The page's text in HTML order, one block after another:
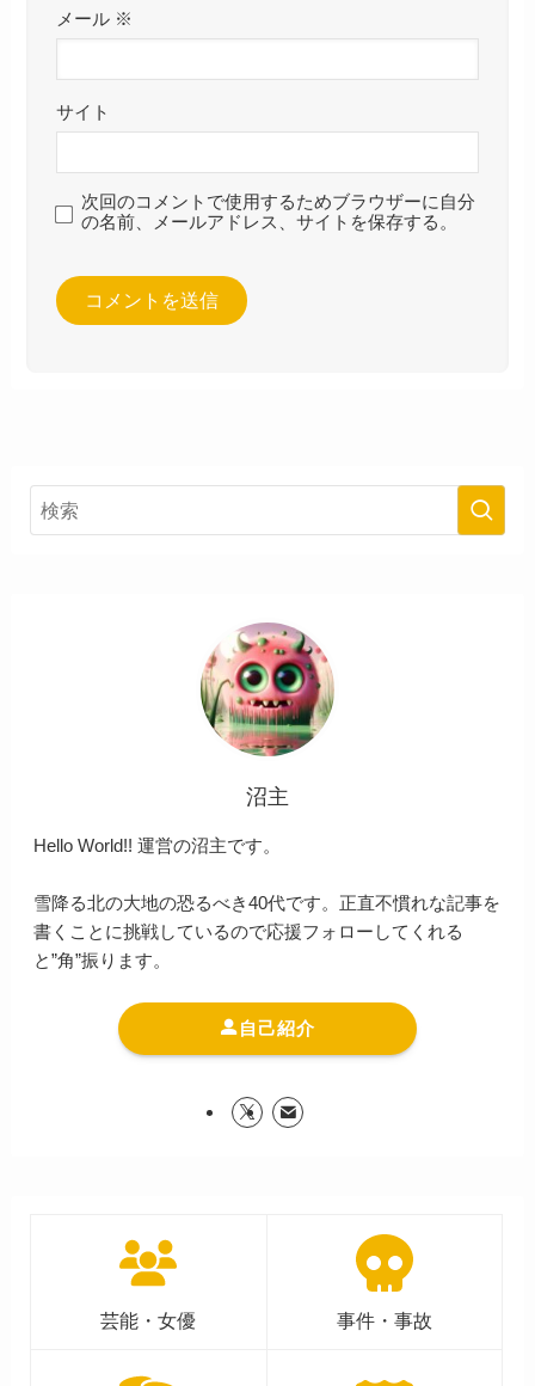
メール ※
サイト
次回のコメントで使用するためブラウザーに自分
の名前、メールアドレス、サイトを保存する。
沼主
Hello World!! 運営の沼主です。
雪降る北の大地の恐るべき40代です。正直不慣れな記事を
書くことに挑戦しているので応援フォローしてくれる
と”角”振ります。
自己紹介
芸能・女優 事件・事故